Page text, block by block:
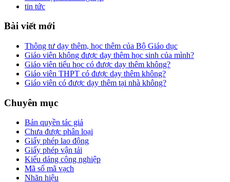
tin tức
Bài viết mới
Thông tư dạy thêm, học thêm của Bộ Giáo dục
Giáo viên không được dạy thêm học sinh của mình?
Giáo viên tiểu học có được dạy thêm không?
Giáo viên THPT có được dạy thêm không?
Giáo viên có được dạy thêm tại nhà không?
Chuyên mục
Bản quyền tác giả
Chưa được phân loại
Giấy phép lao động
Giấy phép vận tải
Kiểu dáng công nghiệp
Mã số mã vạch
Nhãn hiệu